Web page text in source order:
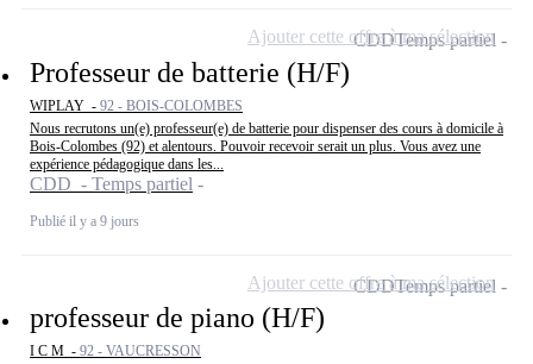
Professeur de batterie (H/F)
WIPLAY - 92 - BOIS-COLOMBES
Nous recrutons un(e) professeur(e) de batterie pour dispenser des cours à domicile à
Bois-Colombes (92) et alentours. Pouvoir recevoir serait un plus. Vous avez une
expérience pédagogique dans les...
CDD - Temps partiel
Publié il y a 9 jours
CDDTemps partiel
Ajouter cette offre à ma sélection
professeur de piano (H/F)
I C M - 92 - VAUCRESSON
CDDTemps partiel
Ajouter cette offre à ma sélection